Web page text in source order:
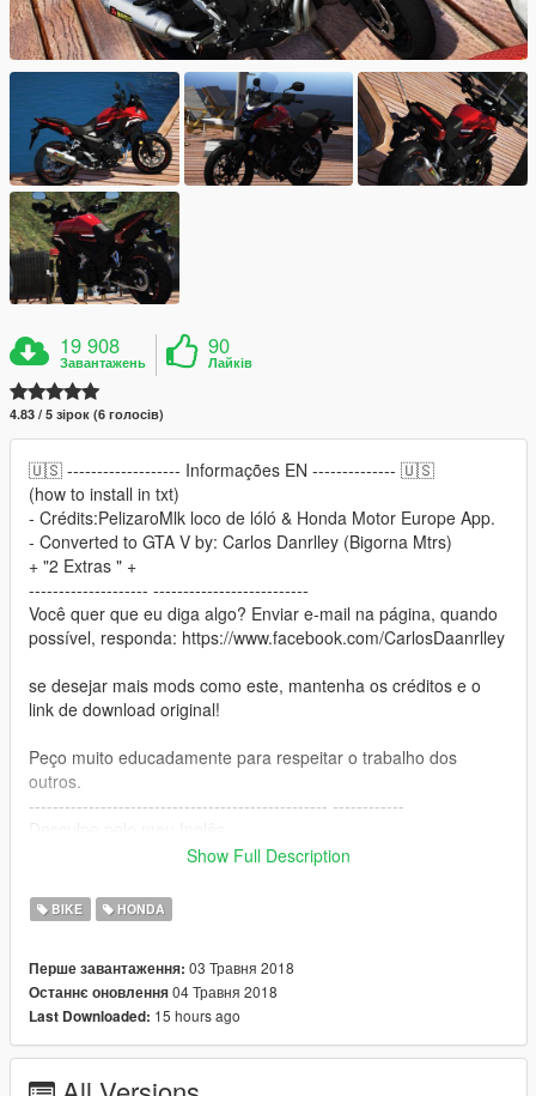
19 908
Завантажень
90
Лайків
4.83 / 5 зірок (6 голосів)
🇺🇸 ------------------- Informações EN -------------- 🇺🇸
(how to install in txt)
- Crédits:PelizaroMlk loco de lóló & Honda Motor Europe App.
- Converted to GTA V by: Carlos Danrlley (Bigorna Mtrs)
+ "2 Extras " +
-------------------- --------------------------
Você quer que eu diga algo? Enviar e-mail na página, quando
possível, responda: https://www.facebook.com/CarlosDaanrlley
se desejar mais mods como este, mantenha os créditos e o
link de download original!
Peço muito educadamente para respeitar o trabalho dos
outros.
-------------------------------------------------- ------------
(how to install in txt)
- Créditos: Abner3D & Honda Motor Europe App.
+ "" +
- O mod tem: 2 Extras
----------------- ----------------------------
Show Full Description
BIKE HONDA
Перше завантаження: 03 Травня 2018
Останнє оновлення04 Травня 2018
Last Downloaded: 15 hours ago